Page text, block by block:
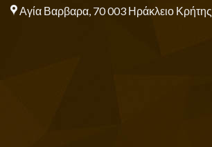
Αγία Βαρβαρα, 70 003 Ηράκλειο Κρήτης